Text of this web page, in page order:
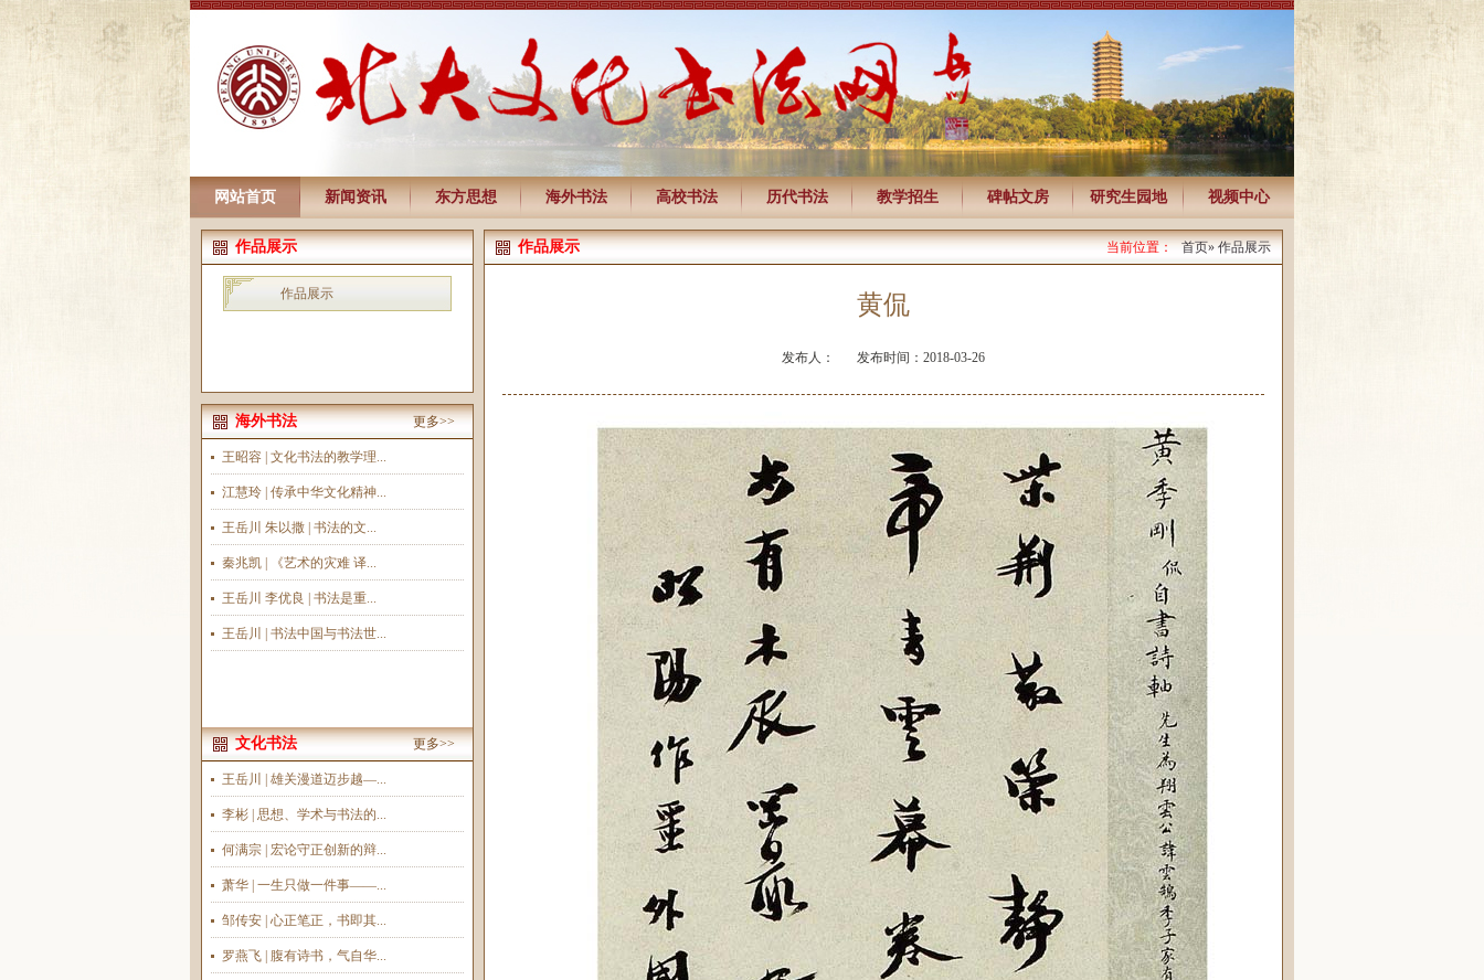
网站首页 新闻资讯 东方思想 海外书法 高校书法 历代书法 教学招生 碑帖文房 研究生园地 视频中心
作品展示
作品展示
海外书法 更多>>
王昭容 | 文化书法的教学理...
江慧玲 | 传承中华文化精神...
王岳川 朱以撒 | 书法的文...
秦兆凯 | 《艺术的灾难 译...
王岳川 李优良 | 书法是重...
王岳川 | 书法中国与书法世...
文化书法 更多>>
王岳川 | 雄关漫道迈步越—...
李彬 | 思想、学术与书法的...
何满宗 | 宏论守正创新的辩...
萧华 | 一生只做一件事——...
邹传安 | 心正笔正，书即其...
罗燕飞 | 腹有诗书，气自华...
作品展示 当前位置： 首页» 作品展示
黄侃
发布人： 发布时间：2018-03-26